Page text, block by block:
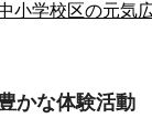
小学校区の元気
かな体験活動